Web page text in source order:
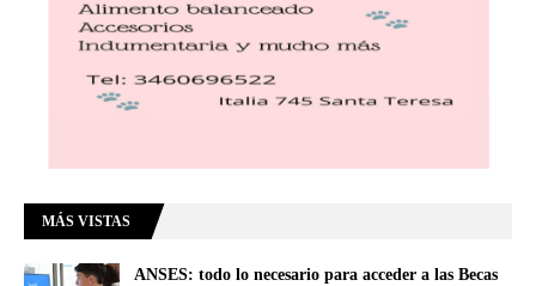
MÁS VISTAS
ANSES: todo lo necesario para acceder a las Becas